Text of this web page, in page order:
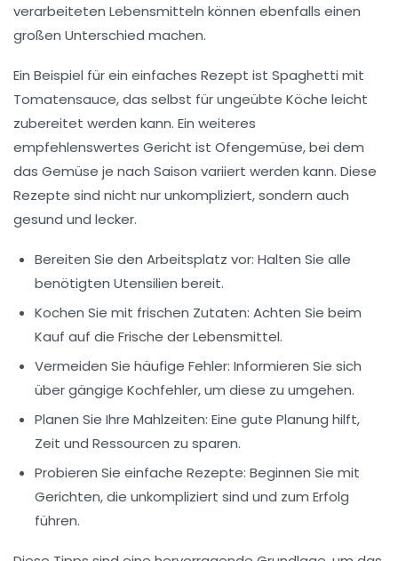
verarbeiteten Lebensmitteln können ebenfalls einen
großen Unterschied machen.
Ein Beispiel für ein einfaches Rezept ist Spaghetti mit
Tomatensauce, das selbst für ungeübte Köche leicht
zubereitet werden kann. Ein weiteres
empfehlenswertes Gericht ist Ofengemüse, bei dem
das Gemüse je nach Saison variiert werden kann. Diese
Rezepte sind nicht nur unkompliziert, sondern auch
gesund und lecker.
Bereiten Sie den Arbeitsplatz vor: Halten Sie alle
benötigten Utensilien bereit.
Kochen Sie mit frischen Zutaten: Achten Sie beim
Kauf auf die Frische der Lebensmittel.
Vermeiden Sie häufige Fehler: Informieren Sie sich
über gängige Kochfehler, um diese zu umgehen.
Planen Sie Ihre Mahlzeiten: Eine gute Planung hilft,
Zeit und Ressourcen zu sparen.
Probieren Sie einfache Rezepte: Beginnen Sie mit
Gerichten, die unkompliziert sind und zum Erfolg
führen.